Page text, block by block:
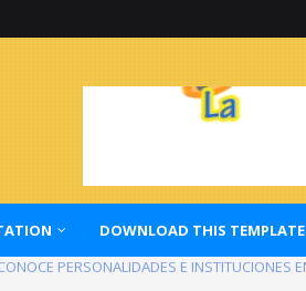
DOWNLOAD THIS TEMPLATE
UN MES DE INICIAR EL RECAPEO